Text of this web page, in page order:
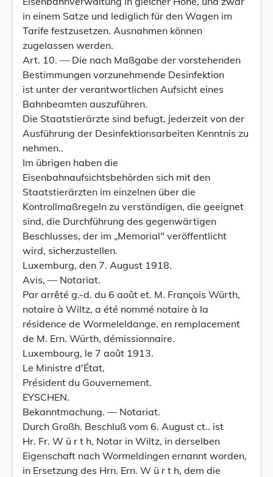
in einem Satze und lediglich für den Wagen im
Tarife festzusetzen. Ausnahmen können
zugelassen werden.
Art. 10. — Die nach Maßgabe der vorstehenden
Bestimmungen vorzunehmende Desinfektion
ist unter der verantwortlichen Aufsicht eines
Bahnbeamten auszuführen.
Die Staatstierärzte sind befugt, jederzeit von der
Ausführung der Desinfektionsarbeiten Kenntnis zu
nehmen..
Im übrigen haben die
Eisenbahnaufsichtsbehörden sich mit den
Staatstierärzten im einzelnen über die
Kontrollmaßregeln zu verständigen, die geeignet
sind, die Durchführung des gegenwärtigen
Beschlusses, der im „Memorial" veröffentlicht
wird, sicherzustellen.
Luxemburg, den 7. August 1918.
Avis, — Notariat.
Par arrêté g.-d. du 6 août et. M. François Würth,
notaire à Wiltz, a été nommé notaire à la
résidence de Wormeleldange, en remplacement
de M. Ern. Würth, démissionnaire.
Luxembourg, le 7 août 1913.
Le Ministre d'État,
Président du Gouvernement.
EYSCHEN.
Bekanntmachung. — Notariat.
Durch Großh. Beschluß vom 6. August ct.. ist
Hr. Fr. W ü r t h, Notar in Wiltz, in derselben
Eigenschaft nach Wormeldingen ernannt worden,
in Ersetzung des Hrn. Ern. W ü r t h, dem die